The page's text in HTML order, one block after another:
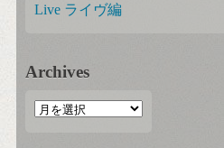
Live ライヴ編
Archives